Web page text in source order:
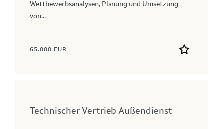
Wettbewerbsanalysen, Planung und Umsetzung
von...
65.000 EUR
Technischer Vertrieb Außendienst